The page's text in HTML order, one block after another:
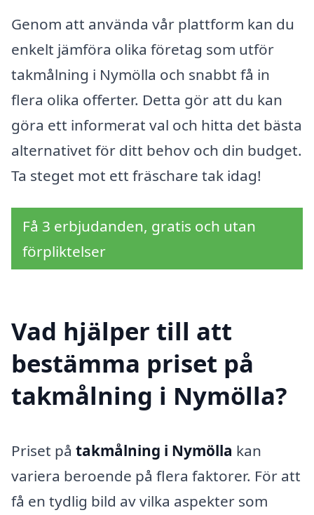
Genom att använda vår plattform kan du
enkelt jämföra olika företag som utför
takmålning i Nymölla och snabbt få in
flera olika offerter. Detta gör att du kan
göra ett informerat val och hitta det bästa
alternativet för ditt behov och din budget.
Ta steget mot ett fräschare tak idag!
Få 3 erbjudanden, gratis och utan
förpliktelser
Vad hjälper till att
bestämma priset på
takmålning i Nymölla?
Priset på takmålning i Nymölla kan
variera beroende på flera faktorer. För att
få en tydlig bild av vilka aspekter som